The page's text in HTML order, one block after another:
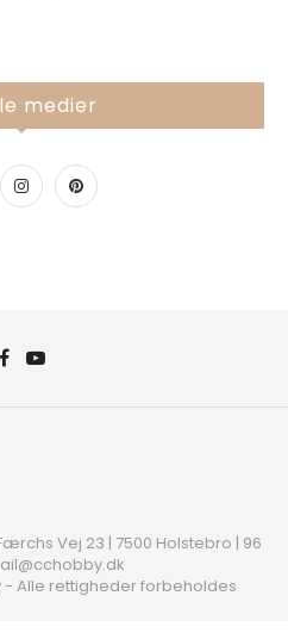
medier
Vej 23 | 7500 Holstebro | 96
Alle rettigheder forbeholdes